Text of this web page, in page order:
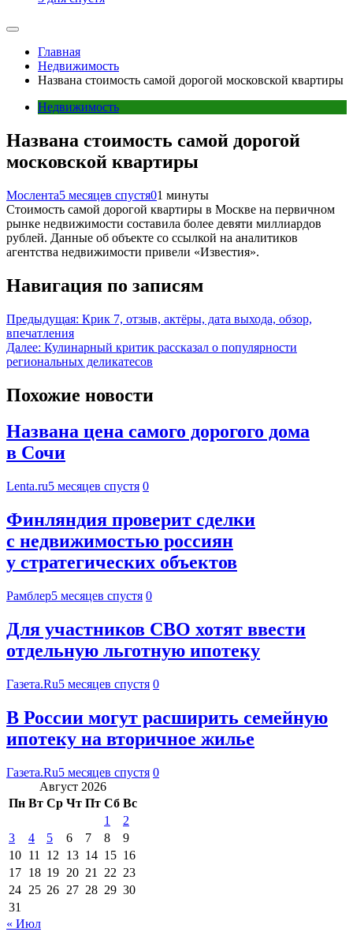
Главная
Недвижимость
Названа стоимость самой дорогой московской квартиры
Недвижимость
Названа стоимость самой дорогой
московской квартиры
Мослента5 месяцев спустя01 минуты
Стоимость самой дорогой квартиры в Москве на первичном
рынке недвижимости составила более девяти миллиардов
рублей. Данные об объекте со ссылкой на аналитиков
агентства недвижимости привели «Известия».
Навигация по записям
Предыдущая: Крик 7, отзыв, актёры, дата выхода, обзор,
впечатления
Далее: Кулинарный критик рассказал о популярности
региональных деликатесов
Похожие новости
Названа цена самого дорогого дома
в Сочи
Lenta.ru5 месяцев спустя 0
Финляндия проверит сделки
с недвижимостью россиян
у стратегических объектов
Рамблер5 месяцев спустя 0
Для участников СВО хотят ввести
отдельную льготную ипотеку
Газета.Ru5 месяцев спустя 0
В России могут расширить семейную
ипотеку на вторичное жилье
Газета.Ru5 месяцев спустя 0
Август 2026
Пн Вт Ср Чт Пт Сб Вс
1
2
3
4 5 6 7 8
9
10 11 12 13 14 15 16
17 18 19 20 21 22 23
24 25 26 27 28 29 30
31
« Июл